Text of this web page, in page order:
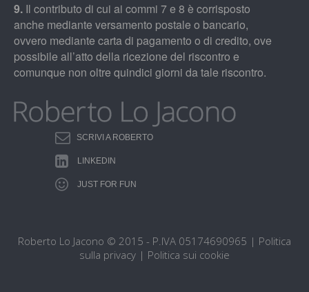
9. Il contributo di cui ai commi 7 e 8 è corrisposto
anche mediante versamento postale o bancario,
ovvero mediante carta di pagamento o di credito, ove
possibile all’atto della ricezione del riscontro e
comunque non oltre quindici giorni da tale riscontro.
SCRIVI A ROBERTO
LINKEDIN
JUST FOR FUN
Roberto Lo Jacono © 2015 - P.IVA 05174690965 | Politica
sulla privacy | Politica sui cookie